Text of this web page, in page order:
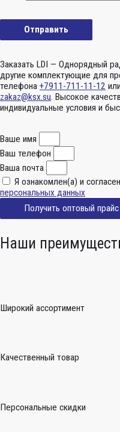
Заказать LDI — Однорядный
другие комплектующие для
телефона +7911-711-11-12
zakaz@ksx.su. Высокое
индивидуальные условия и
Ваше имя
Ваш телефон
Ваша почта
Я ознакомлен(а) и
персональных данных
Получить оптовый прайс
Наши
Широкий ассортимент
Качественный товар
Персональные скидки